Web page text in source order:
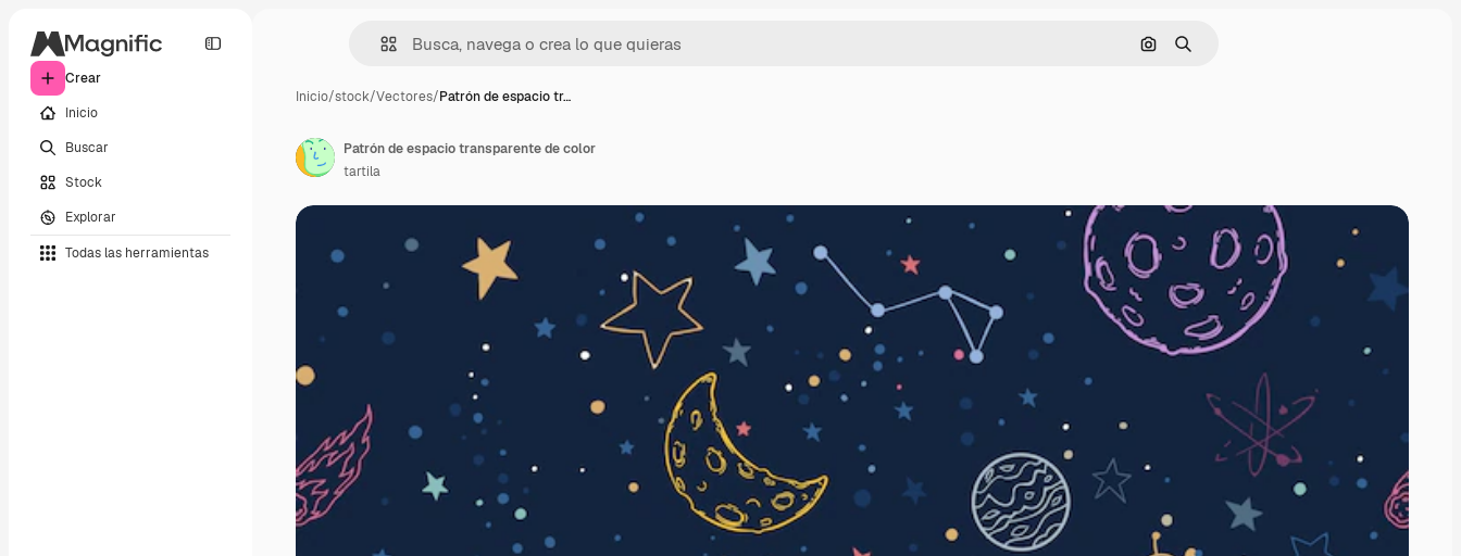
Crear
Inicio
Buscar
Stock
Explorar
Todas las herramientas
Buscar por imagen
Buscar
Inicio/stock/Vectores/Patrón de espacio tr…
Patrón de espacio transparente de color
tartila